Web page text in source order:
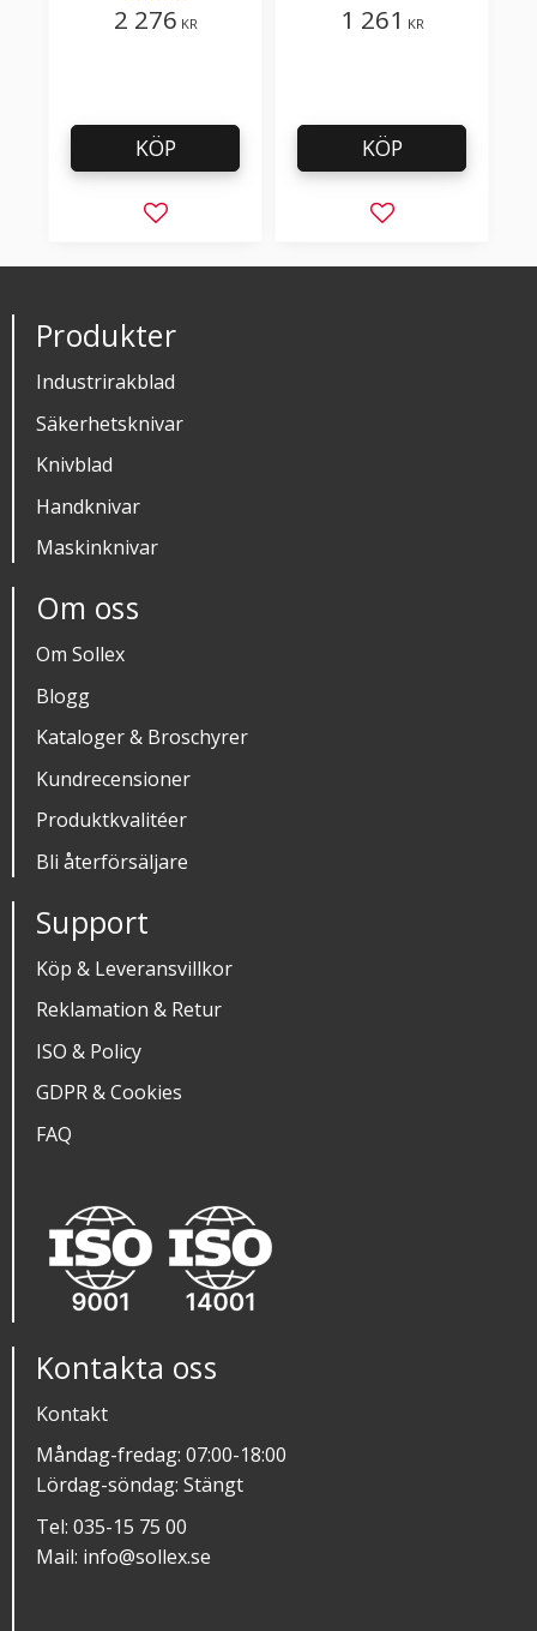
2 276 KR
Lägg till i favoriter
KÖP
1 261 KR
Lägg till i
KÖP
Produkter
Industrirakblad
Säkerhetsknivar
Knivblad
Handknivar
Maskinknivar
Om oss
Om Sollex
Blogg
Kataloger & Broschyrer
Kundrecensioner
Produktkvalitéer
Bli återförsäljare
Support
Köp & Leveransvillkor
Reklamation & Retur
ISO & Policy
GDPR & Cookies
FAQ
Kontakta oss
Kontakt
Måndag-fredag: 07:00-18:00
Lördag-söndag: Stängt
Tel: 035-15 75 00
Mail: info@sollex.se